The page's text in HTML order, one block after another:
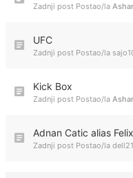
Zadnji post Postao/la
UFC
Zadnji post Postao/la
Kick Box
Zadnji post Postao/la
Adnan Catic alias
Zadnji post Postao/la dell21